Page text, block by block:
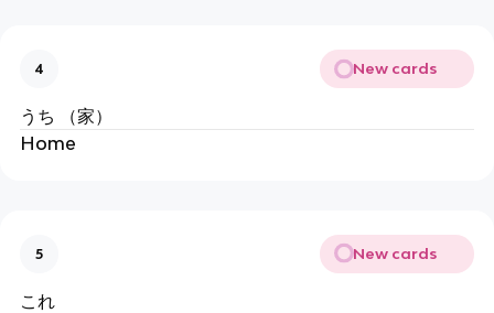
4 New cards
うち （家）
Home
5 New cards
これ